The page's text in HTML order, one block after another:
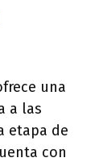
una
a las
etapa de
con